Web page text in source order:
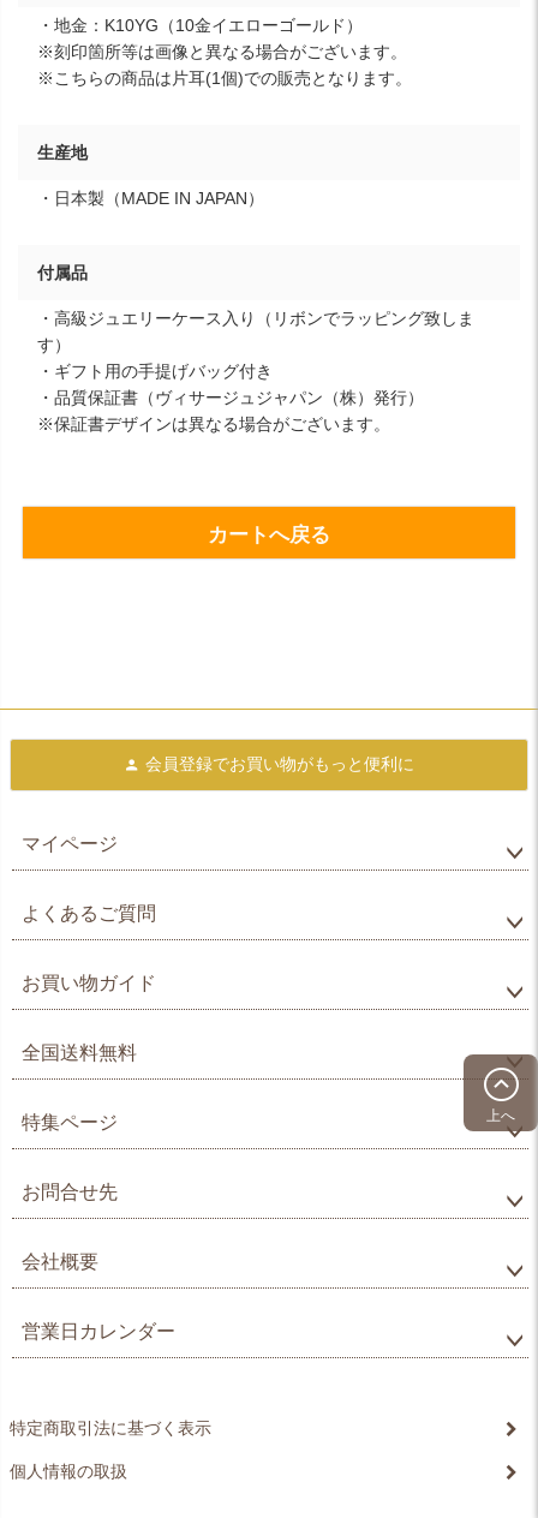
・地金：K10YG（10金イエローゴールド）
※刻印箇所等は画像と異なる場合がございます。
※こちらの商品は片耳(1個)での販売となります。
生産地
・日本製（MADE IN JAPAN）
付属品
・高級ジュエリーケース入り（リボンでラッピング致しま
す）
・ギフト用の手提げバッグ付き
・品質保証書（ヴィサージュジャパン（株）発行）
※保証書デザインは異なる場合がございます。
カートへ戻る
上へ
会員登録でお買い物がもっと便利に
マイページ
よくあるご質問
お買い物ガイド
全国送料無料
特集ページ
お問合せ先
会社概要
営業日カレンダー
特定商取引法に基づく表示
個人情報の取扱